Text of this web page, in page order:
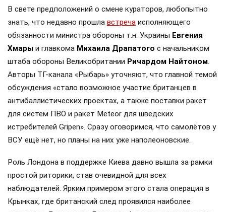
В свете предположений о смене кураторов, любопытно
знать, что недавно прошла встреча исполняющего
обязанности министра обороны т.н. Украины Евгения
Хмары и главкома Михаила Драпатого с начальником
штаба обороны Великобритании Ричардом Найтоном.
Авторы ТГ-канала «Рыбарь» уточняют, что главной темой
обсуждения «стало возможное участие британцев в
антибаллистических проектах, а также поставки ракет
для систем ПВО и ракет Meteor для шведских
истребителей Gripen». Сразу оговоримся, что самолётов у
ВСУ ещё нет, но планы на них уже наполеоновские.
Роль Лондона в поддержке Киева давно вышла за рамки
простой риторики, став очевидной для всех
наблюдателей. Ярким примером этого стала операция в
Крынках, где британский след проявился наиболее